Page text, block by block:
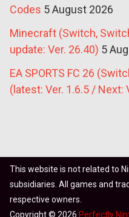
Codes 5 August 2026
Minecraft (Switch,
update: Ver. 26.40) 5
EA SPORTS FC 26
(latest: Ver. 1.6.5 / Next:
This website is not related to
subsidiaries. All games and
respective owners.
Copyright © 2026 Perfectly